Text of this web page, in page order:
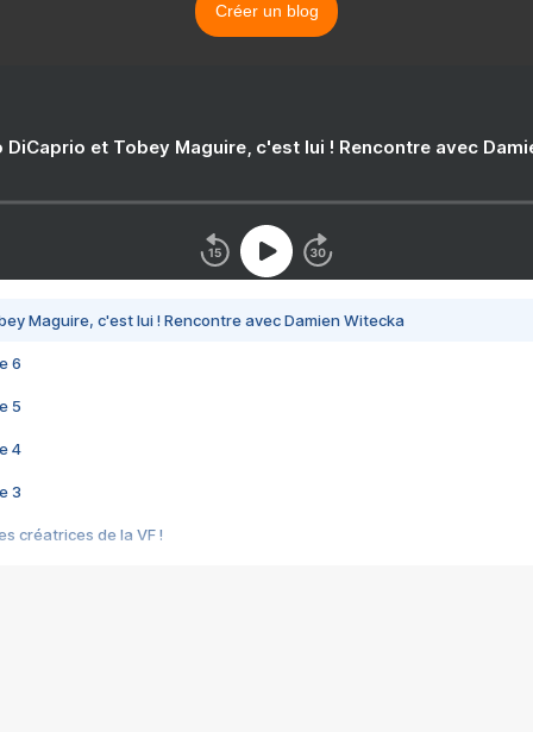
Créer un blog
DiCaprio et Tobey Maguire, c'est lui ! Rencontre avec
Maguire, c'est lui ! Rencontre avec Damien Witecka
6
5
4
3
créatrices de la VF !